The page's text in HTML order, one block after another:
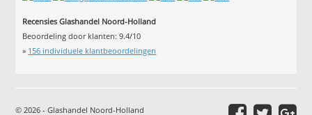
Recensies Glashandel Noord-Holland
Beoordeling door klanten:9.4/10
» 156 individuele klantbeoordelingen
© 2026 - Glashandel Noord-Holland